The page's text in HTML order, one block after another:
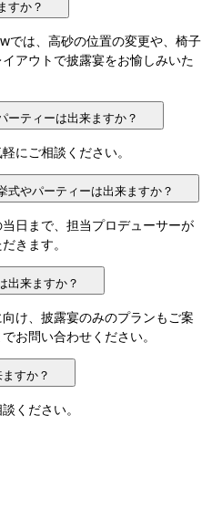
すか？
では、高砂の位置の変更や、椅子
アウトで披露宴をお愉しみいた
ーティーは出来ますか？
にご相談ください。
式やパーティーは出来ますか？
日まで、担当プロデューサーが
きます。
出来ますか？
け、披露宴のみのプランもご案
お問い合わせください。
すか？
ください。